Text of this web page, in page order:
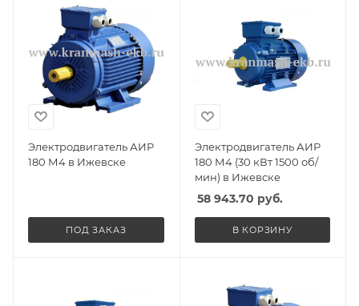
Электродвигатель АИР
180 М4 в Ижевске
ПОД ЗАКАЗ
Электродвигатель АИР
180 М4 (30 кВт 1500 об/
мин) в Ижевске
58 943.70 руб.
В КОРЗИНУ